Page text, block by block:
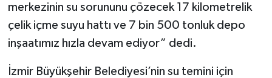
merkezinin su sorununu çözecek 17 kilometrelik
çelik içme suyu hattı ve 7 bin 500 tonluk depo
inşaatımız hızla devam ediyor” dedi.
İzmir Büyükşehir Belediyesi’nin su temini için